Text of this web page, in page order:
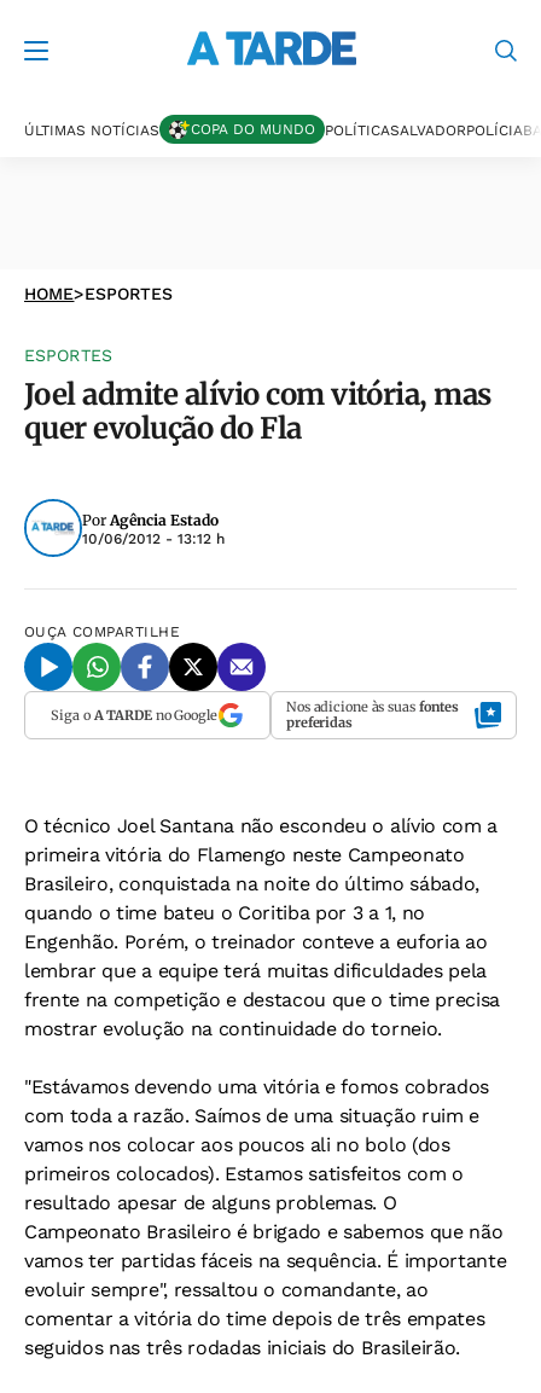
ÚLTIMAS NOTÍCIAS COPA DO MUNDO POLÍTICASALVADORPOLÍCIA
HOME>ESPORTES
ESPORTES
Joel admite alívio com vitória, mas
quer evolução do Fla
PorAgência Estado
10/06/2012 - 13:12 h
OUÇA COMPARTILHE
Siga o A TARDEno Google Nos adicione às suas fontes
preferidas
O técnico Joel Santana não escondeu o alívio com a
primeira vitória do Flamengo neste Campeonato
Brasileiro, conquistada na noite do último sábado,
quando o time bateu o Coritiba por 3 a 1, no
Engenhão. Porém, o treinador conteve a euforia ao
lembrar que a equipe terá muitas dificuldades pela
frente na competição e destacou que o time precisa
mostrar evolução na continuidade do torneio.
"Estávamos devendo uma vitória e fomos cobrados
com toda a razão. Saímos de uma situação ruim e
vamos nos colocar aos poucos ali no bolo (dos
primeiros colocados). Estamos satisfeitos com o
resultado apesar de alguns problemas. O
Campeonato Brasileiro é brigado e sabemos que não
vamos ter partidas fáceis na sequência. É importante
evoluir sempre", ressaltou o comandante, ao
comentar a vitória do time depois de três empates
seguidos nas três rodadas iniciais do Brasileirão.